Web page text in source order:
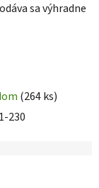
sa výhradne
(264 ks)
230